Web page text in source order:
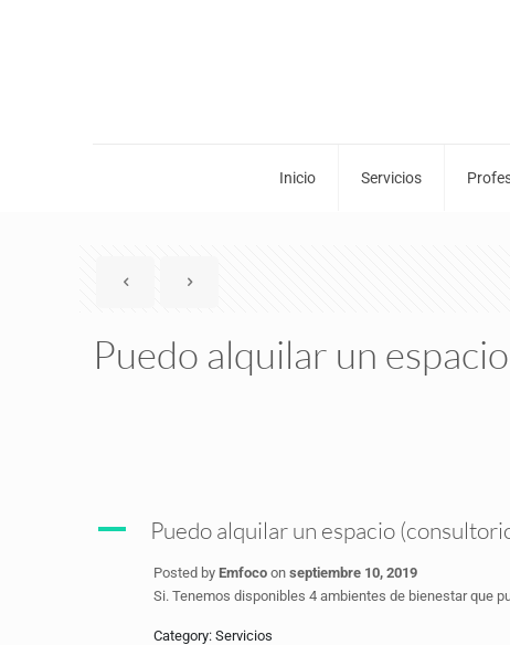
Inicio Servicios
Puedo alquilar un
A Puedo alquilar un espacio
Posted by Emfoco on septiembre 10, 2019
Si. Tenemos disponibles 4 ambientes de bienestar que
Category: Servicios